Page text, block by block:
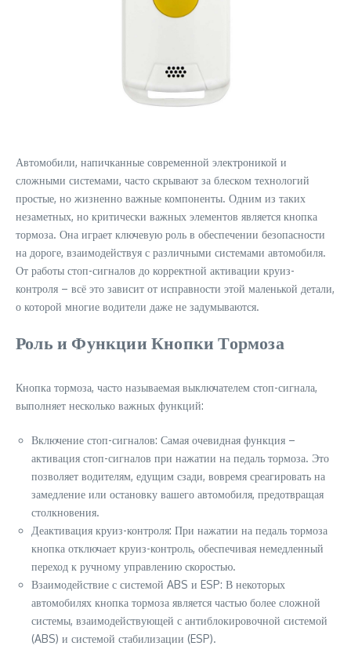
Автомобили, напичканные современной электроникой и
сложными системами, часто скрывают за блеском технологий
простые, но жизненно важные компоненты. Одним из таких
незаметных, но критически важных элементов является кнопка
тормоза. Она играет ключевую роль в обеспечении безопасности
на дороге, взаимодействуя с различными системами автомобиля.
От работы стоп-сигналов до корректной активации круиз-
контроля – всё это зависит от исправности этой маленькой детали,
о которой многие водители даже не задумываются.
Роль и Функции Кнопки Тормоза
Кнопка тормоза, часто называемая выключателем стоп-сигнала,
выполняет несколько важных функций:
Включение стоп-сигналов: Самая очевидная функция –
активация стоп-сигналов при нажатии на педаль тормоза. Это
позволяет водителям, едущим сзади, вовремя среагировать на
замедление или остановку вашего автомобиля, предотвращая
столкновения.
Деактивация круиз-контроля: При нажатии на педаль тормоза
кнопка отключает круиз-контроль, обеспечивая немедленный
переход к ручному управлению скоростью.
Взаимодействие с системой ABS и ESP: В некоторых
автомобилях кнопка тормоза является частью более сложной
системы, взаимодействующей с антиблокировочной системой
(ABS) и системой стабилизации (ESP).